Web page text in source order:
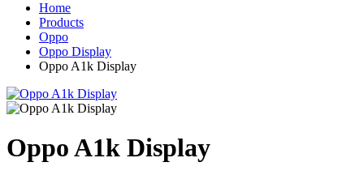
Home
Products
Oppo
Oppo Display
Oppo A1k Display
Oppo A1k Display